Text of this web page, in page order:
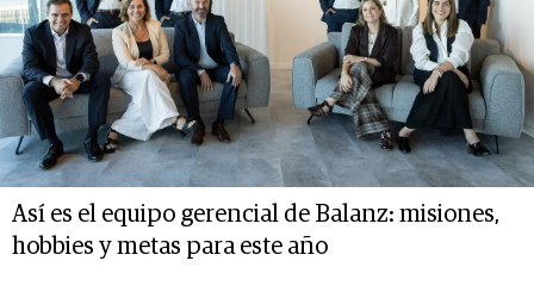
Así es el equipo gerencial de Balanz: misiones,
hobbies y metas para este año